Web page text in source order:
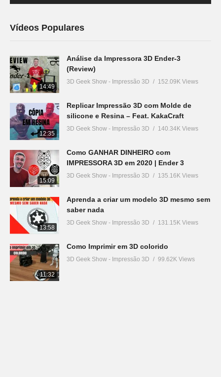
Vídeos Populares
14:49
Análise da Impressora 3D Ender-3
(Review)
3D Geek Show - Impressão 3D 152.09K Views
12:35
Replicar Impressão 3D com Molde de
silicone e Resina – Feat. KakaCraft
3D Geek Show - Impressão 3D 140.34K Views
15:09
Como GANHAR DINHEIRO com
IMPRESSORA 3D em 2020 | Ender 3
3D Geek Show - Impressão 3D 135.16K Views
13:58
Aprenda a criar um modelo 3D mesmo sem
saber nada
3D Geek Show - Impressão 3D 131.15K Views
11:32
Como Imprimir em 3D colorido
3D Geek Show - Impressão 3D 99.62K Views